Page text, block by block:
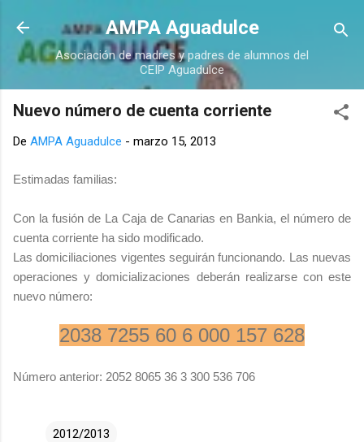
Ir al contenido principal
AMPA Aguadulce
Asociación de madres y padres de alumnos del
CEIP Aguadulce
Nuevo número de cuenta corriente
De AMPA Aguadulce - marzo 15, 2013
Estimadas familias:
Con la fusión de La Caja de Canarias en Bankia, el número de
cuenta corriente ha sido modificado.
Las domiciliaciones vigentes seguirán funcionando. Las nuevas
operaciones y domicializaciones deberán realizarse con este
nuevo número:
2038 7255 60 6 000 157 628
Número anterior: 2052 8065 36 3 300 536 706
2012/2013